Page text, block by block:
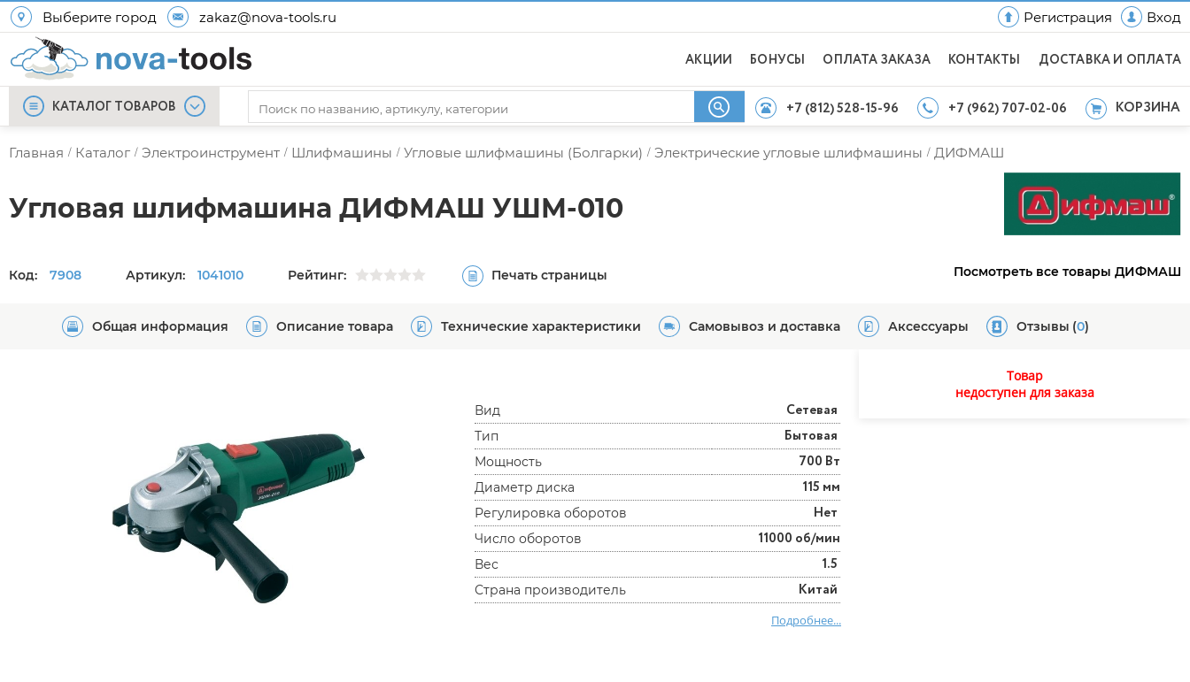
Выберите город zakaz@nova-tools.ru Регистрация Вход
АКЦИИ БОНУСЫ ОПЛАТА ЗАКАЗА КОНТАКТЫ ДОСТАВКА И ОПЛАТА
КАТАЛОГ ТОВАРОВ +7 (812) 528-15-96 +7 (962) 707-02-06 КОРЗИНА
Главная / Каталог / Электроинструмент / Шлифмашины / Угловые шлифмашины (Болгарки) / Электрические угловые шлифмашины / ДИФМАШ
Угловая шлифмашина ДИФМАШ УШМ-010
Код: 7908 Артикул: 1041010 Рейтинг: Печать страницы Посмотреть все товары ДИФМАШ
Общая информация Описание товара Технические характеристики Самовывоз и доставка Аксессуары Отзывы (0)
Вид Сетевая
Тип Бытовая
Мощность 700 Вт
Диаметр диска 115 мм
Регулировка оборотов Нет
Число оборотов 11000 об/мин
Вес 1.5
Страна производитель Китай
Подробнее...
Товар
недоступен для заказа